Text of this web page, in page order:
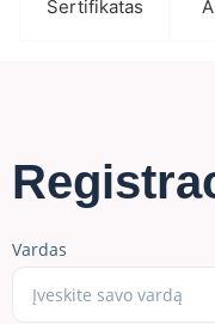
Sertifikatas
Vardas